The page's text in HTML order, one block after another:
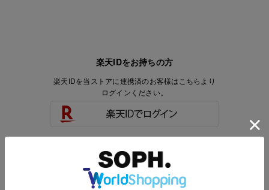
楽天IDをお持ちの方
楽天IDを当ストアに連携済のお客様はこちらより
ログインください。
楽天IDをお持ちで、当ストアのアカウントを
お持ちでないお客様はこちらより
会員登録いただけます。